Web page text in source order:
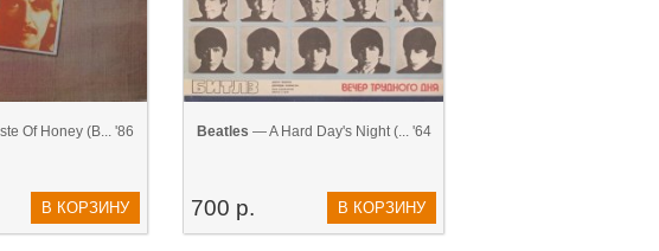
Of Honey (В... '86
В КОРЗИНУ
Beatles — A Hard Day's Night (... '64
700 р. В КОРЗИНУ